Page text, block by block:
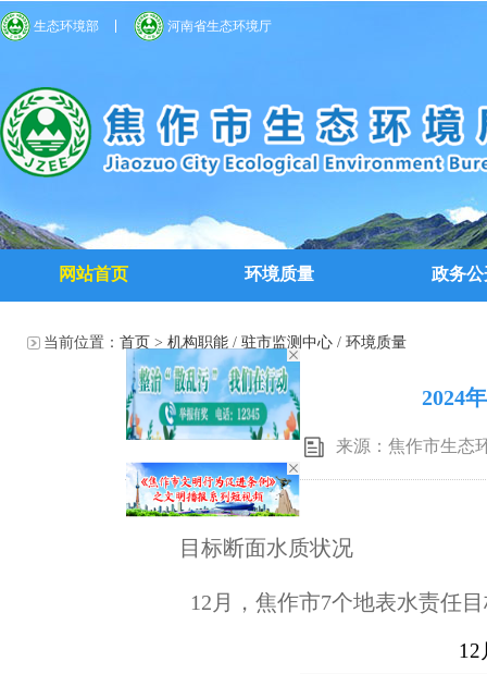
生态环境部 河南省生态环境厅
网站首页 环境质量 政务公
当前位置： 首页 > 机构职能 / 驻市监测中心 / 环境质量
2024
来源：焦作市生态
目标断面水质状况
12 月 ， 焦作市7个地表水责任
12